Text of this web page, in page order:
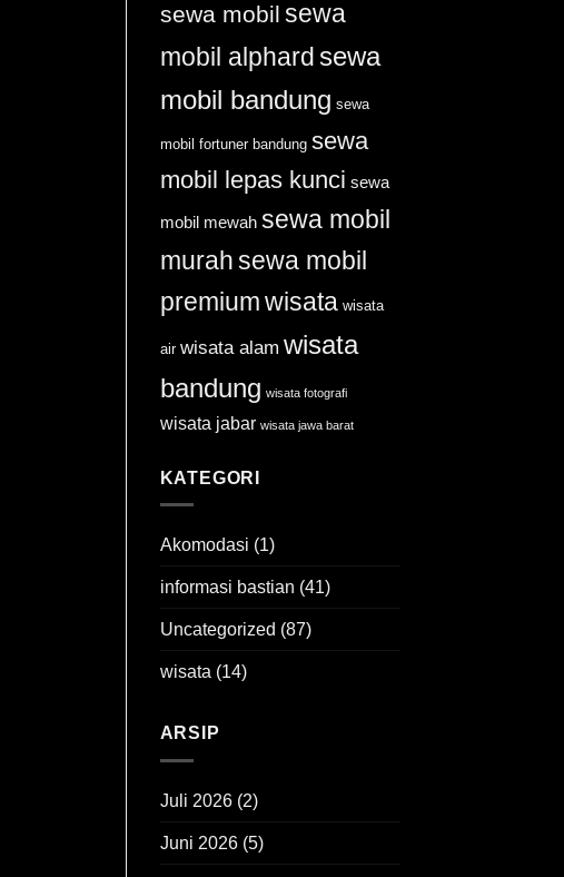
sewa mobil sewa
mobil alphard sewa
mobil bandung sewa
mobil fortuner bandung sewa
mobil lepas kunci sewa
mobil mewah sewa mobil
murahsewa mobil
premiumwisata wisata
air wisata alam wisata
bandung wisata fotografi
wisata jabar wisata jawa barat
KATEGORI
Akomodasi (1)
informasi bastian (41)
Uncategorized (87)
wisata (14)
ARSIP
Juli 2026(2)
Juni 2026(5)